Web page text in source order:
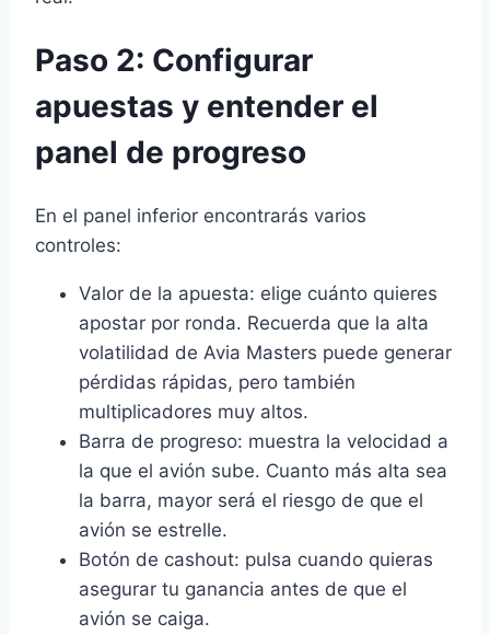
Paso 2: Configurar
apuestas y entender el
panel de progreso
En el panel inferior encontrarás varios
controles:
Valor de la apuesta: elige cuánto quieres
apostar por ronda. Recuerda que la alta
volatilidad de Avia Masters puede generar
pérdidas rápidas, pero también
multiplicadores muy altos.
Barra de progreso: muestra la velocidad a
la que el avión sube. Cuanto más alta sea
la barra, mayor será el riesgo de que el
avión se estrelle.
Botón de cashout: pulsa cuando quieras
asegurar tu ganancia antes de que el
avión se caiga.